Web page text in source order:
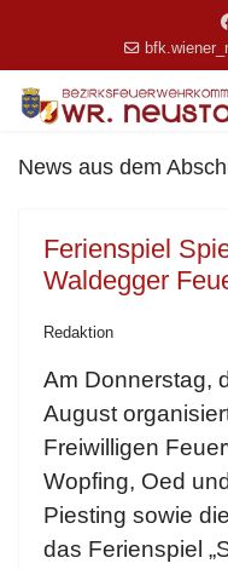
News aus dem
Ferienspiel
Waldegger
Redaktion
Am Donnerstag,
August
Freiwilligen
Wopfing, Oed
Piesting sowie
das Ferienspiel